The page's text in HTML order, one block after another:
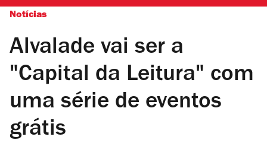
Notícias
Alvalade vai ser a
"Capital da Leitura" com
uma série de eventos
grátis